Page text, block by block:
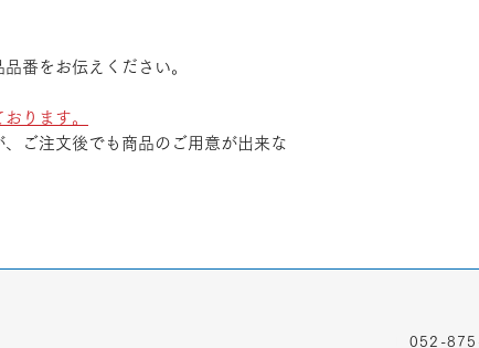
番をお伝えください。
ります。
ご注文後でも商品のご用意が出来な
052-